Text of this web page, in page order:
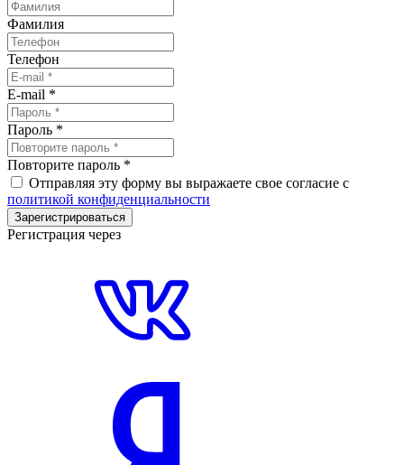
Фамилия
Телефон
E-mail *
Пароль *
Повторите пароль *
Отправляя эту форму вы выражаете свое согласие с
политикой конфиденциальности
Зарегистрироваться
Регистрация через